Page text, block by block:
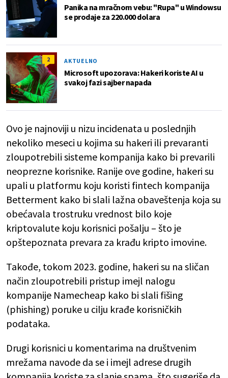
Panika na mračnom vebu: "Rupa" u Windowsu
se prodaje za 220.000 dolara
2 AKTUELNO
Microsoft upozorava: Hakeri koriste AI u
svakoj fazi sajber napada
Ovo je najnoviji u nizu incidenata u poslednjih
nekoliko meseci u kojima su hakeri ili prevaranti
zloupotrebili sisteme kompanija kako bi prevarili
neoprezne korisnike. Ranije ove godine, hakeri su
upali u platformu koju koristi fintech kompanija
Betterment kako bi slali lažna obaveštenja koja su
obećavala trostruku vrednost bilo koje
kriptovalute koju korisnici pošalju – što je
opštepoznata prevara za krađu kripto imovine.
Takođe, tokom 2023. godine, hakeri su na sličan
način zloupotrebili pristup imejl nalogu
kompanije Namecheap kako bi slali fišing
(phishing) poruke u cilju krađe korisničkih
podataka.
Drugi korisnici u komentarima na društvenim
mrežama navode da se i imejl adrese drugih